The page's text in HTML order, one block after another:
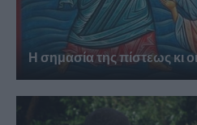
Η σημασία της πίστεως κι